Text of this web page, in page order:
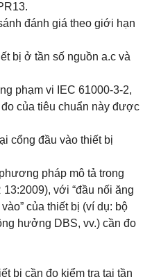
đánh giá theo giới hạn
bị ở tần số nguồn a.c và
phạm vi IEC 61000-3-2,
của tiêu chuẩn này được
cổng đầu vào thiết bị
pháp mô tả trong
với “đầu nối ăng
của thiết bị (ví dụ: bộ
hưởng DBS, vv.) cần đo
bị cần đo kiểm tra tại tần